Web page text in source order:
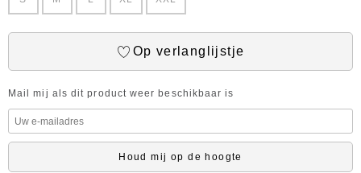
Op verlanglijstje
Mail mij als dit product weer beschikbaar is
Houd mij op de hoogte